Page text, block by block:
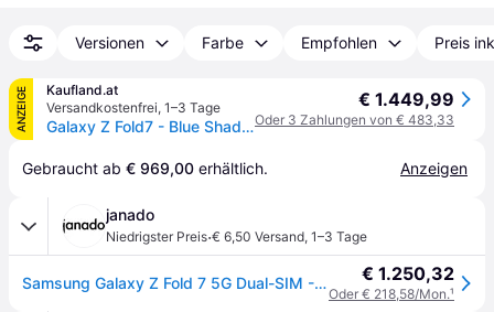
Versionen Farbe Empfohlen Preis
ANZEIGE
Kaufland.at
Versandkostenfrei, 1–3 Tage
Galaxy Z Fold7 - Blue Shadow - 256 GB
€ 1.449,99
Oder 3 Zahlungen von € 483,33
Gebraucht ab € 969,00 erhältlich. Anzeigen
janado
Niedrigster Preis·€ 6,50 Versand, 1–3 Tage
Samsung Galaxy Z Fold 7 5G Dual-SIM - blau / 256 GB / NEU € 1.250,32
Oder € 218,58/Mon.¹